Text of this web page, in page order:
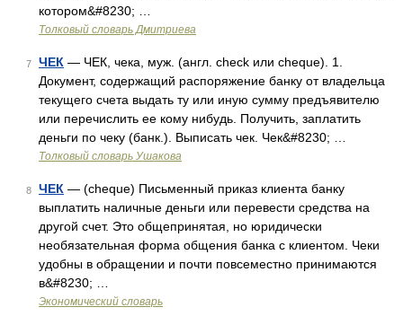
котором&#8230; …
Толковый словарь Дмитриева
7 ЧЕК — ЧЕК, чека, муж. (англ. check или cheque). 1.
Документ, содержащий распоряжение банку от владельца
текущего счета выдать ту или иную сумму предъявителю
или перечислить ее кому нибудь. Получить, заплатить
деньги по чеку (банк.). Выписать чек. Чек&#8230; …
Толковый словарь Ушакова
8 ЧЕК — (cheque) Письменный приказ клиента банку
выплатить наличные деньги или перевести средства на
другой счет. Это общепринятая, но юридически
необязательная форма общения банка с клиентом. Чеки
удобны в обращении и почти повсеместно принимаются
в&#8230; …
Экономический словарь